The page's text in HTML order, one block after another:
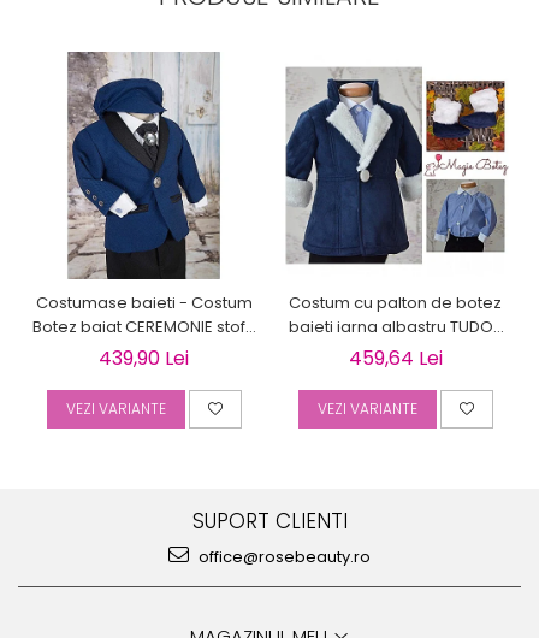
Costumase baieti - Costum
Botez baiat CEREMONIE stofa
albastra, 6 piese
439,90 Lei
VEZI VARIANTE
Costum cu palton de botez
baieti iarna albastru TUDOR
cu cojocel 4 piese
459,64 Lei
VEZI VARIANTE
SUPORT CLIENTI
office@rosebeauty.ro